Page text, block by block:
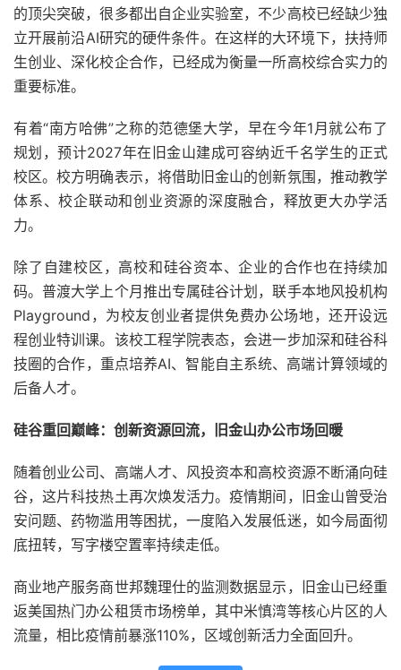
的顶尖突破，很多都出自企业实验室，不少高校已经缺少独
立开展前沿AI研究的硬件条件。在这样的大环境下，扶持师
生创业、深化校企合作，已经成为衡量一所高校综合实力的
重要标准。
有着“南方哈佛”之称的范德堡大学，早在今年1月就公布了
规划，预计2027年在旧金山建成可容纳近千名学生的正式
校区。校方明确表示，将借助旧金山的创新氛围，推动教学
体系、校企联动和创业资源的深度融合，释放更大办学活
力。
除了自建校区，高校和硅谷资本、企业的合作也在持续加
码。普渡大学上个月推出专属硅谷计划，联手本地风投机构
Playground，为校友创业者提供免费办公场地，还开设远
程创业特训课。该校工程学院表态，会进一步加深和硅谷科
技圈的合作，重点培养AI、智能自主系统、高端计算领域的
后备人才。
硅谷重回巅峰：创新资源回流，旧金山办公市场回暖
随着创业公司、高端人才、风投资本和高校资源不断涌向硅
谷，这片科技热土再次焕发活力。疫情期间，旧金山曾受治
安问题、药物滥用等困扰，一度陷入发展低迷，如今局面彻
底扭转，写字楼空置率持续走低。
商业地产服务商世邦魏理仕的监测数据显示，旧金山已经重
返美国热门办公租赁市场榜单，其中米慎湾等核心片区的人
流量，相比疫情前暴涨110%，区域创新活力全面回升。